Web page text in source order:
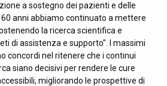
a sostegno dei pazienti e delle
60 anni abbiamo continuato a mettere
la ricerca scientifica e
di assistenza e supporto". I massimi
concordi nel ritenere che i continui
siano decisivi per rendere le cure
migliorando le prospettive di